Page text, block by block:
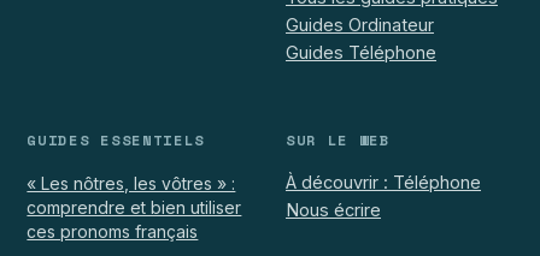
Guides Ordinateur
Guides Téléphone
GUIDES ESSENTIELS
« Les nôtres, les vôtres » :
comprendre et bien utiliser
ces pronoms français
SUR LE WEB
À découvrir : Téléphone
Nous écrire